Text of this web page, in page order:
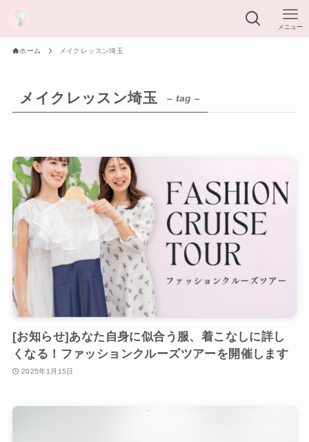
メニュー
ホーム メイクレッスン埼玉
メイクレッスン埼玉 – tag –
[お知らせ]あなた自身に似合う服、着こなしに詳し
くなる！ファッションクルーズツアーを開催します
2025年1月15日